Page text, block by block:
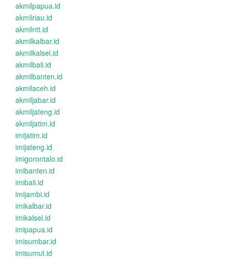
akmilpapua.id
akmilriau.id
akmilntt.id
akmilkalbar.id
akmilkalsel.id
akmilbali.id
akmilbanten.id
akmilaceh.id
akmiljabar.id
akmiljateng.id
akmiljatim.id
imijatim.id
imijateng.id
imigorontalo.id
imibanten.id
imibali.id
imijambi.id
imikalbar.id
imikalsel.id
imipapua.id
imisumbar.id
imisumut.id